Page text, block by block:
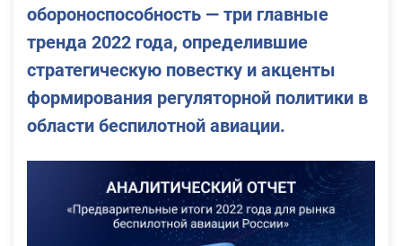
обороноспособность — три главные
тренда 2022 года, определившие
стратегическую повестку и акценты
формирования регуляторной политики в
области беспилотной авиации.